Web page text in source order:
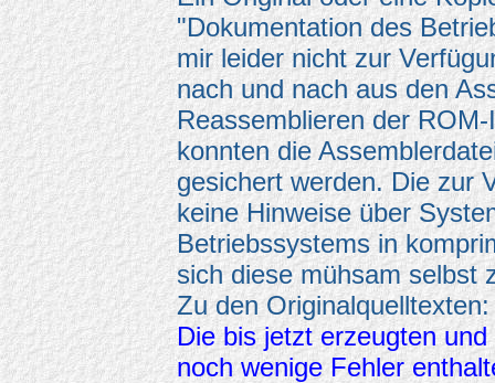
"Dokumentation des
mir leider nicht zur
nach und nach aus den
Reassemblieren der
konnten die
gesichert werden. Die zur
keine Hinweise über
Betriebssystems in
sich diese mühsam selbst
Zu den
Die bis jetzt erzeugten
noch wenige Fehler